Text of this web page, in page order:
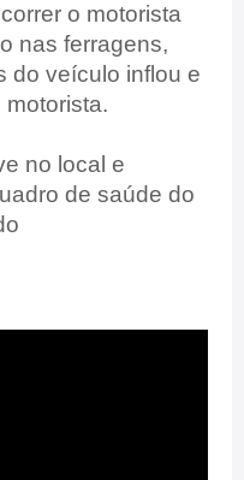
o motorista
nas ferragens,
do veículo inflou e
no local e
de saúde do